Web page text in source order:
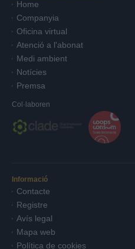
Home
Companyia
Oficina virtual
Atenció a l'abonat
Medi ambient
Notícies
Premsa
Col·laboren
Informació
Contacte
Registre
Avís legal
Mapa web
Política de cookies